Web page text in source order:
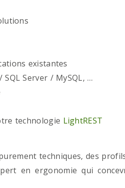
existantes
Server / MySQL, …
technologie LightREST
techniques, des
en ergonomie qui